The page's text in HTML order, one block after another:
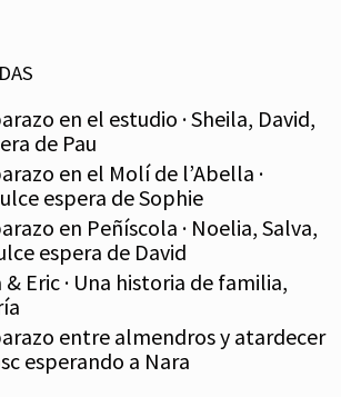
en el estudio · Sheila, David,
de Pau
en el Molí de l’Abella ·
espera de Sophie
en Peñíscola · Noelia, Salva,
espera de David
Eric · Una historia de familia,
entre almendros y atardecer
esperando a Nara